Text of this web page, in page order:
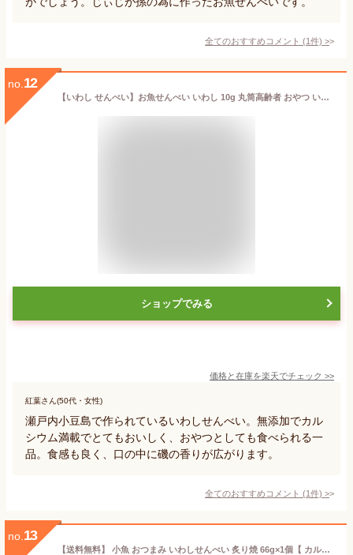
全てのおすすめコメント (1件) >
no. 12
【いわし せんべい】お魚せんべい いわし 10g 丸筒高齢者 おやつ いわし 魚 せんべい おさかなせんべい せんべい 煎餅 瀬戸内 瀬戸内海 お菓子 おかし こども 園 おいしい シニア 無添加 カルシウム 健康 グルテンフリー 国産 小豆島【一ノ蔵】
ショップでみる
価格と在庫を楽天でチェック >>
紅葉さん(50代・女性)
瀬戸内小豆島で作られているいわしせんべい。無添加でカル
シウム満載でとてもおいしく、おやつとしても食べられる一
品。食感も良く、口の中に磯の香りが広がります。
全てのおすすめコメント (1件) >
no. 13
【送料無料】 小魚 おつまみ いわしせんべい 炙り焼 66g×1個【 カルシウムたっぷりの小魚 おやつ 】 珍味 薄焼きいわし 煎餅 おやつ 珍味 せんべい 酒のつまみ つまみ いわし煎餅 イワシせんべい イワシ煎餅 おせんべい 骨せんべい プチギフト